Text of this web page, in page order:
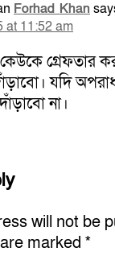
Forhad Khan
at 11:52 am
গ্রেফতার
যদি
না।
will not be
marked *